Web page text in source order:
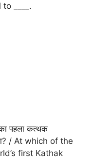
____.
पहला कत्थक
/ At which of the
first Kathak